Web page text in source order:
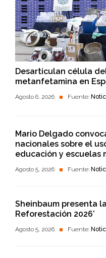
Desarticulan célula
metanfetamina en
Agosto 6, 2026 Fuente:
Mario Delgado
nacionales sobre el
educación y escuelas
Agosto 5, 2026 Fuente:
Sheinbaum presenta
Reforestación 2026’
Agosto 5, 2026 Fuente: